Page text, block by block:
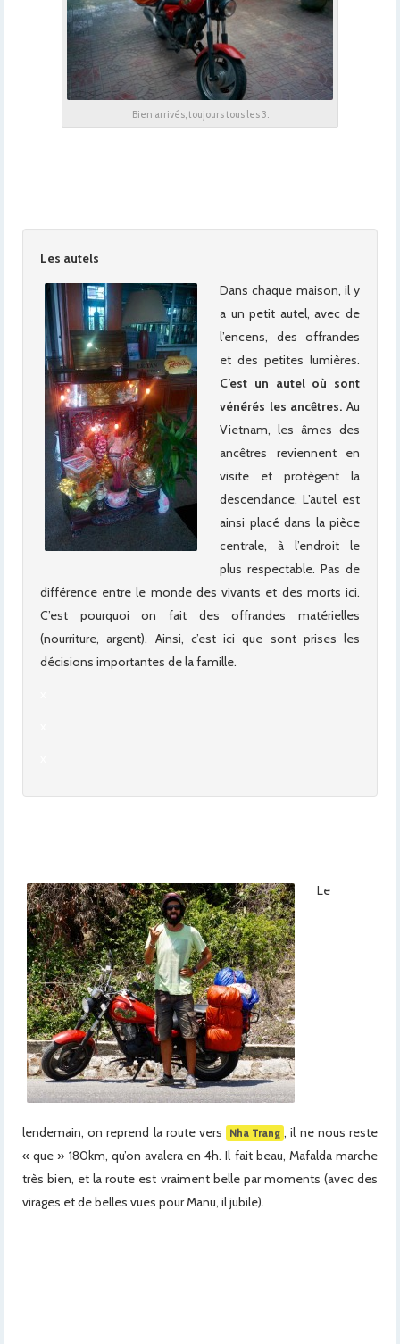
Bien arrivés, toujours tous les 3.
Les autels
Dans chaque maison, il y
a un petit autel, avec de
l’encens, des offrandes
et des petites lumières.
C’est un autel où sont
vénérés les ancêtres. Au
Vietnam, les âmes des
ancêtres reviennent en
visite et protègent la
descendance. L’autel est
ainsi placé dans la pièce
centrale, à l’endroit le
plus respectable. Pas de
différence entre le monde des vivants et des morts ici.
C’est pourquoi on fait des offrandes matérielles
(nourriture, argent). Ainsi, c’est ici que sont prises les
décisions importantes de la famille.
Le
lendemain, on reprend la route vers Nha Trang , il ne nous reste
« que » 180km, qu’on avalera en 4h. Il fait beau, Mafalda marche
très bien, et la route est vraiment belle par moments (avec des
virages et de belles vues pour Manu, il jubile).